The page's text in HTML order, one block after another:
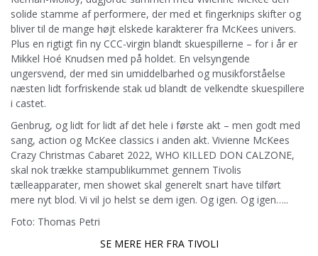
solide stamme af performere, der med et fingerknips skifter og
bliver til de mange højt elskede karakterer fra McKees univers.
Plus en rigtigt fin ny CCC-virgin blandt skuespillerne – for i år er
Mikkel Hoé Knudsen med på holdet. En velsyngende
ungersvend, der med sin umiddelbarhed og musikforståelse
næsten lidt forfriskende stak ud blandt de velkendte skuespillere
i castet.
Genbrug, og lidt for lidt af det hele i første akt – men godt med
sang, action og McKee classics i anden akt. Vivienne McKees
Crazy Christmas Cabaret 2022, WHO KILLED DON CALZONE,
skal nok trække stampublikummet gennem Tivolis
tælleapparater, men showet skal generelt snart have tilført
mere nyt blod. Vi vil jo helst se dem igen. Og igen. Og igen…..
Foto: Thomas Petri
SE MERE HER FRA TIVOLI